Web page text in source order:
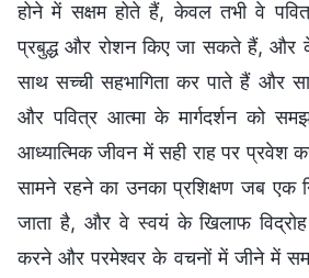
होने में सक्षम होते हैं, केवल तभी वे
प्रबुद्ध और रोशन किए जा सकते हैं, और
साथ सच्ची सहभागिता कर पाते हैं और
और पवित्र आत्मा के मार्गदर्शन को
आध्यात्मिक जीवन में सही राह पर प्रवेश
सामने रहने का उनका प्रशिक्षण जब एक
जाता है, और वे स्वयं के खिलाफ
करने और परमेश्वर के वचनों में जीने में